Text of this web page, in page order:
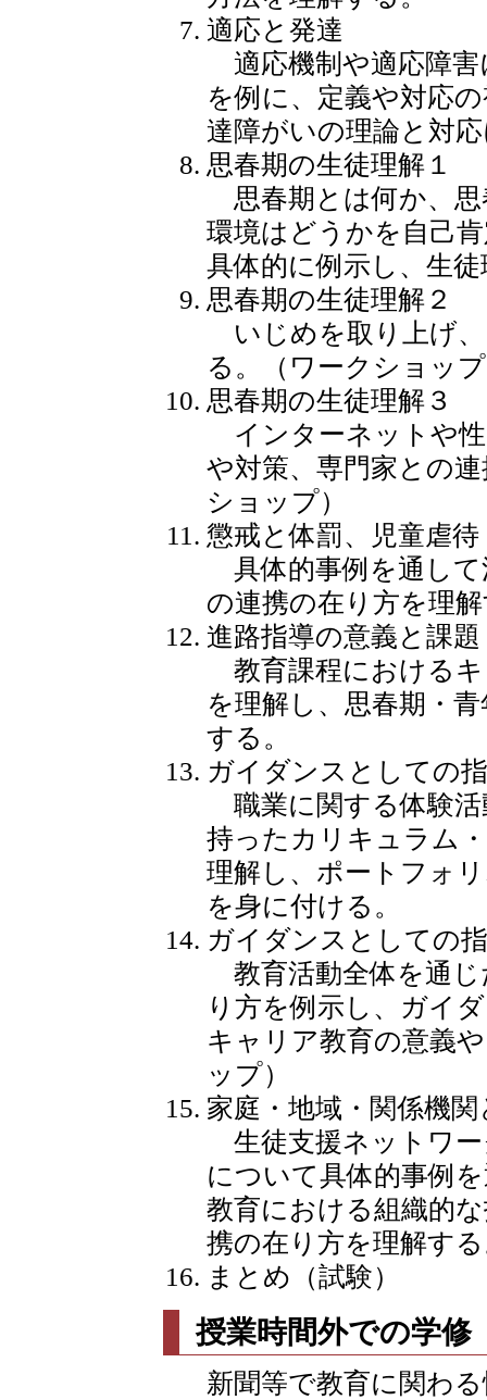
適応と発達
適応機制や適応障害
を例に、定義や対応
達障がいの理論と対
思春期の生徒理解１
思春期とは何か、思
環境はどうかを自己
具体的に例示し、生
思春期の生徒理解２
いじめを取り上げ、
る。（ワークショッ
思春期の生徒理解３
インターネットや性
や対策、専門家との
ショップ）
懲戒と体罰、児童虐待
具体的事例を通して
の連携の在り方を理
進路指導の意義と課題
教育課程におけるキ
を理解し、思春期・
する。
ガイダンスとしての
職業に関する体験活
持ったカリキュラム
理解し、ポートフォ
を身に付ける。
ガイダンスとしての
教育活動全体を通じ
り方を例示し、ガイ
キャリア教育の意義
ップ）
家庭・地域・関係機
生徒支援ネットワー
について具体的事例
教育における組織的
携の在り方を理解す
まとめ（試験）
授業時間外での学修
新聞等で教育に関わ